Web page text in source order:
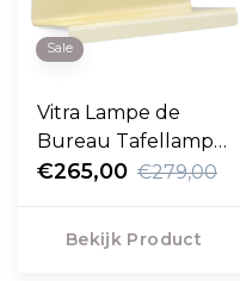
Sale
Vitra Lampe de
Bureau Tafellamp
Ecru
€265,00 €279,00
Bekijk Product